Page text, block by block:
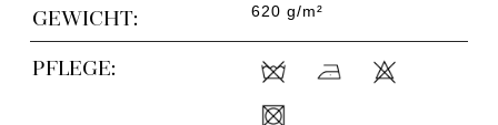
GEWICHT: 620 g/m²
PFLEGE: